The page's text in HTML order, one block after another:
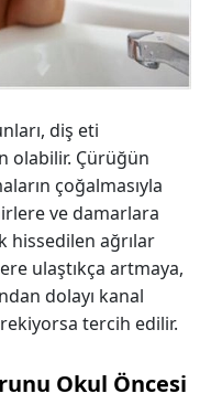
diş eti
olabilir. Çürüğün
çoğalmasıyla
ve damarlara
hissedilen ağrılar
ulaştıkça artmaya,
dolayı kanal
tercih edilir.
Okul Öncesi